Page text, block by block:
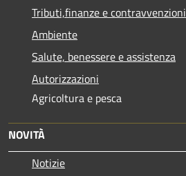
Tributi,finanze e contravvenzioni
Ambiente
Salute, benessere e assistenza
Autorizzazioni
Agricoltura e pesca
NOVITÀ
Notizie